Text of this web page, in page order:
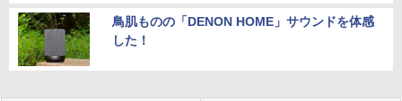
鳥肌ものの「DENON HOME」サウンドを体感
した！